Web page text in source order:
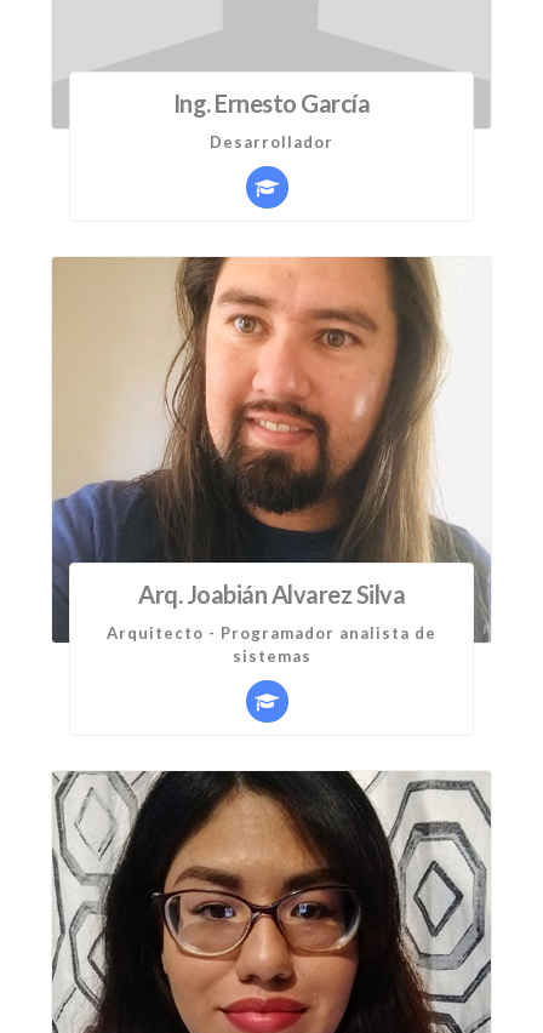
Ing. Ernesto García
Desarrollador
Arq. Joabián Alvarez Silva
Arquitecto - Programador analista de
sistemas